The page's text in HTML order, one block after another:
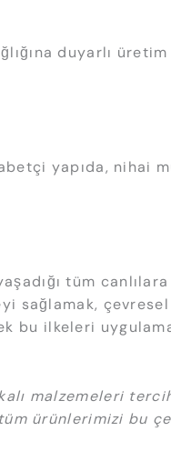
duyarlı
yapıda, nihai
tüm
sağlamak,
bu ilkeleri
malzemeleri
ürünlerimizi bu